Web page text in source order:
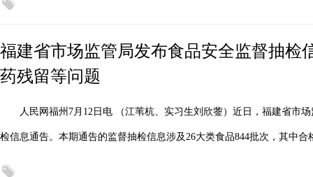
福建省市场监管局发布食品安全监督抽检
药残留等问题
人民网福州7月12日电 （江苇杭、实习生刘欣蓥）近日，福建省市
检信息通告。本期通告的监督抽检信息涉及26大类食品844批次，其中